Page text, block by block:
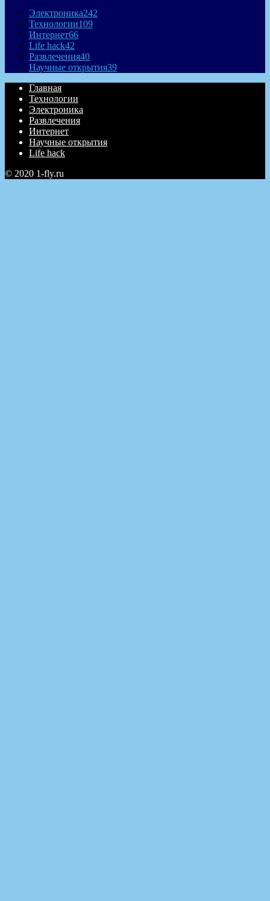
Электроника242
Технологии109
Интернет66
Life hack42
Развлечения40
Научные открытия39
Главная
Технологии
Электроника
Развлечения
Интернет
Научные открытия
Life hack
© 2020 1-fly.ru